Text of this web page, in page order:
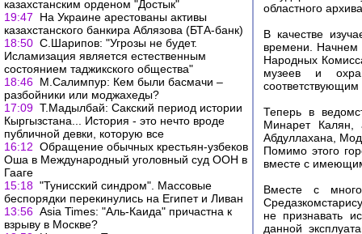
казахстанским орденом "Достык"
19:47
На Украине арестованы активы
казахстанского банкира Аблязова (БТА-банк)
18:50 С.Шарипов: "Угрозы не будет.
Исламизация является естественным
состоянием таджикского общества"
18:46 М.Салимпур: Кем были басмачи –
разбойники или моджахеды?
17:09 Т.Мадылбай: Сакский период истории
Кыргызстана... История - это нечто вроде
публичной девки, которую все
16:12 Обращение обычных крестьян-узбеков
Оша в Международный уголовный суд ООН в
Гааге
15:18 "Тунисский синдром". Массовые
беспорядки перекинулись на Египет и Ливан
13:56 Asia Times: "Аль-Каида" причастна к
взрыву в Москве?
областного
В качестве
времени. Начнем
Народных
музеев и
Теперь в
Минарет Калян,
Абдуллахана,
Помимо этого
вместе с
Вместе с
не признавать
данной